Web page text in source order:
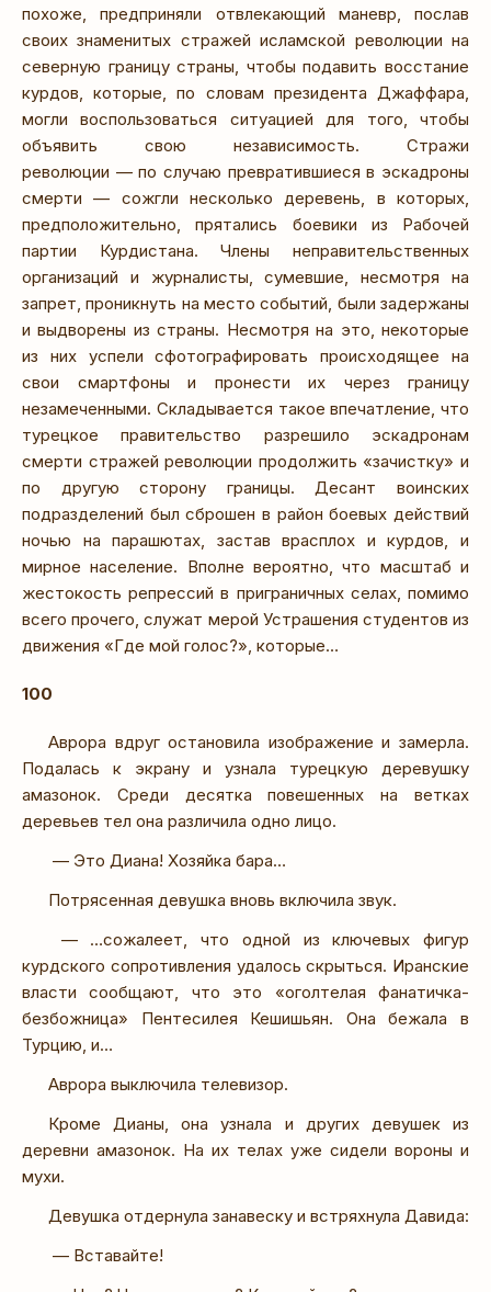
похоже, предприняли отвлекающий маневр, послав
своих знаменитых стражей исламской революции на
северную границу страны, чтобы подавить восстание
курдов, которые, по словам президента Джаффара,
могли воспользоваться ситуацией для того, чтобы
объявить свою независимость. Стражи
революции — по случаю превратившиеся в эскадроны
смерти — сожгли несколько деревень, в которых,
предположительно, прятались боевики из Рабочей
партии Курдистана. Члены неправительственных
организаций и журналисты, сумевшие, несмотря на
запрет, проникнуть на место событий, были задержаны
и выдворены из страны. Несмотря на это, некоторые
из них успели сфотографировать происходящее на
свои смартфоны и пронести их через границу
незамеченными. Складывается такое впечатление, что
турецкое правительство разрешило эскадронам
смерти стражей революции продолжить «зачистку» и
по другую сторону границы. Десант воинских
подразделений был сброшен в район боевых действий
ночью на парашютах, застав врасплох и курдов, и
мирное население. Вполне вероятно, что масштаб и
жестокость репрессий в приграничных селах, помимо
всего прочего, служат мерой Устрашения студентов из
движения «Где мой голос?», которые…
100
Аврора вдруг остановила изображение и замерла.
Подалась к экрану и узнала турецкую деревушку
амазонок. Среди десятка повешенных на ветках
деревьев тел она различила одно лицо.
— Это Диана! Хозяйка бара…
Потрясенная девушка вновь включила звук.
— …сожалеет, что одной из ключевых фигур
курдского сопротивления удалось скрыться. Иранские
власти сообщают, что это «оголтелая фанатичка-
безбожница» Пентесилея Кешишьян. Она бежала в
Турцию, и…
Аврора выключила телевизор.
Кроме Дианы, она узнала и других девушек из
деревни амазонок. На их телах уже сидели вороны и
мухи.
Девушка отдернула занавеску и встряхнула Давида:
— Вставайте!